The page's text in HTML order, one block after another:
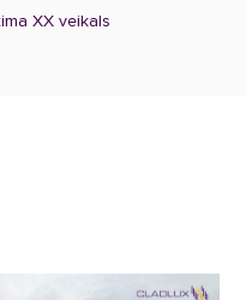
XX veikals